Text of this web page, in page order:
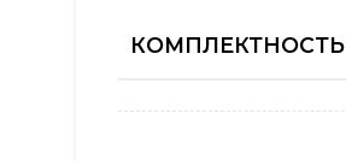
КОМПЛЕКТНОСТЬ